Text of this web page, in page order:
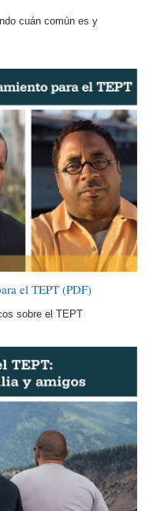
cuán común es y
el TEPT (PDF)
sobre el TEPT